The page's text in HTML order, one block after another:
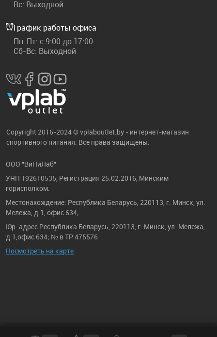
Вс: Выходной
График работы офиса
Пн-Пт: с 9:00 до 17:00
Сб-Вс: Выходной
Copyright 2016-2024 © vplaboutlet.by - интернет-магазин
спортивного питания. Все права защищены.
ООО "ВиПиЛаб"
УНП 192610535, Регистрация 25.02.2016, Минским
горисполком.
Местонахождение: Республика Беларусь, 220113, г. Минск, ул.
Мележа, д.1, офис 634;
Юр. адрес Республика Беларусь, 220113, г. Минск, ул. Мележа,
д.1,офис 634; № в ТР 475576
Посмотреть на карте